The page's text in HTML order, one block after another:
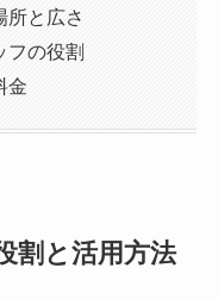
所と広さ
フの役割
金
割と活用方法